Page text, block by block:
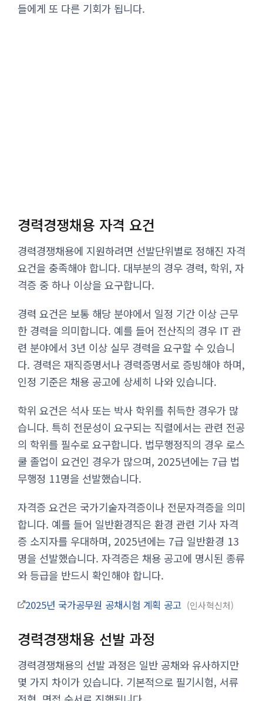
들에게 또 다른 기회가 됩니다.
경력경쟁채용 자격 요건
경력경쟁채용에 지원하려면 선발단위별로 정해진 자격
요건을 충족해야 합니다. 대부분의 경우 경력, 학위, 자
격증 중 하나 이상을 요구합니다.
경력 요건은 보통 해당 분야에서 일정 기간 이상 근무
한 경력을 의미합니다. 예를 들어 전산직의 경우 IT 관
련 분야에서 3년 이상 실무 경력을 요구할 수 있습니
다. 경력은 재직증명서나 경력증명서로 증빙해야 하며,
인정 기준은 채용 공고에 상세히 나와 있습니다.
학위 요건은 석사 또는 박사 학위를 취득한 경우가 많
습니다. 특히 전문성이 요구되는 직렬에서는 관련 전공
의 학위를 필수로 요구합니다. 법무행정직의 경우 로스
쿨 졸업이 요건인 경우가 많으며, 2025년에는 7급 법
무행정 11명을 선발했습니다.
자격증 요건은 국가기술자격증이나 전문자격증을 의미
합니다. 예를 들어 일반환경직은 환경 관련 기사 자격
증 소지자를 우대하며, 2025년에는 7급 일반환경 13
명을 선발했습니다. 자격증은 채용 공고에 명시된 종류
와 등급을 반드시 확인해야 합니다.
2025년 국가공무원 공채시험 계획 공고 인사혁신처
경력경쟁채용 선발 과정
경력경쟁채용의 선발 과정은 일반 공채와 유사하지만
몇 가지 차이가 있습니다. 기본적으로 필기시험, 서류